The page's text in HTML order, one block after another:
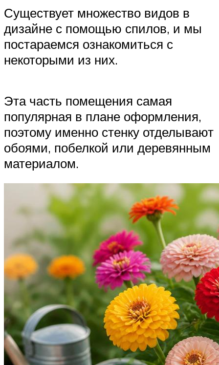
Существует множество видов в
дизайне с помощью спилов, и мы
постараемся ознакомиться с
некоторыми из них.
Эта часть помещения самая
популярная в плане оформления,
поэтому именно стенку отделывают
обоями, побелкой или деревянным
материалом.